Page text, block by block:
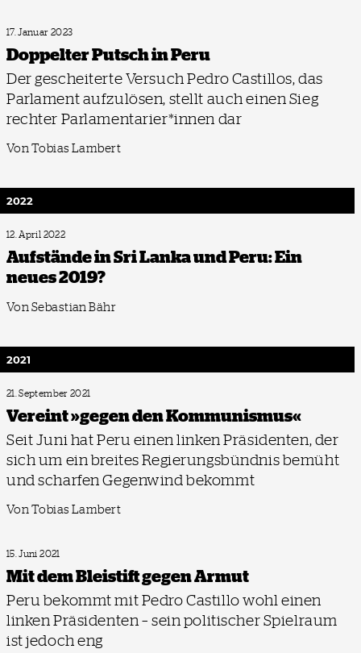
17. Januar 2023
Doppelter Putsch in Peru
Der gescheiterte Versuch Pedro Castillos, das
Parlament aufzulösen, stellt auch einen Sieg
rechter Parlamentarier*innen dar
Von Tobias Lambert
2022
12. April 2022
Aufstände in Sri Lanka und Peru: Ein
neues 2019?
Von Sebastian Bähr
2021
21. September 2021
Vereint »gegen den Kommunismus«
Seit Juni hat Peru einen linken Präsidenten, der
sich um ein breites Regierungsbündnis bemüht
und scharfen Gegenwind bekommt
Von Tobias Lambert
15. Juni 2021
Mit dem Bleistift gegen Armut
Peru bekommt mit Pedro Castillo wohl einen
linken Präsidenten – sein politischer Spielraum
ist jedoch eng